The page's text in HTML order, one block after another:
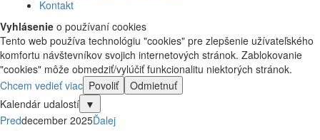
Kontakt
Vyhlásenie o používaní cookies
Tento web používa technológiu "cookies" pre zlepšenie užívateľského
komfortu návštevníkov svojich internetových stránok. Zablokovanie
"cookies" môže obmedziť/vylúčiť funkcionalitu niektorých stránok.
Chcem vedieť viac Povoliť
Odmietnuť
Kalendár udalostí ▼
Preddecember 2025Ďalej